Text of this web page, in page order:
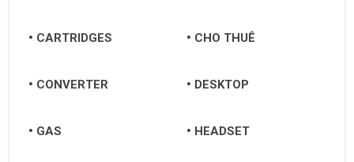
Nghệ An
Phan Rang-Tháp Chàm
CARTRIDGES CHO THUÊ
CONVERTER DESKTOP
GAS HEADSET